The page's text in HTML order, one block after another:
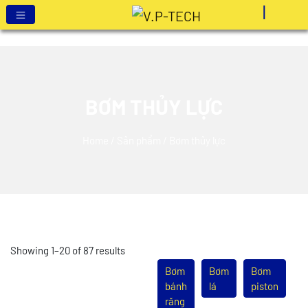
Showing 1–20 of 87 results
Bơm
bánh
răng
Bơm
lá
Bơm
piston